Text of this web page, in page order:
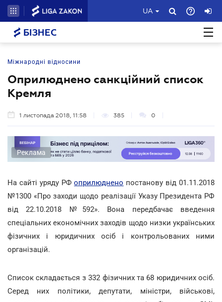
UA
БІЗНЕС
Міжнародні відносини
Оприлюднено санкційний список
Кремля
1 листопада 2018, 11:58 385 0
Реклама
На сайті уряду РФоприлюднено постанову від 01.11.2018
№1300 «Про заходи щодо реалізації Указу Президента РФ
від 22.10.2018 №592». Вона передбачає введення
спеціальних економічних заходів щодо низки українських
фізичних і юридичних осіб і контрольованих ними
організацій.
Список складається з 332 фізичних та 68 юридичних осіб.
Серед них політики, депутати, міністри, військові,